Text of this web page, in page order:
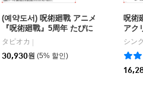
(예약도서) 呪術廻戰 アニメ
『呪術廻戰』5周年 たぴに
ゃんこ Vol.1 伏黑 惠
タピオカ
30,930원 (5% 할인)
呪術
アク
夏油
シン